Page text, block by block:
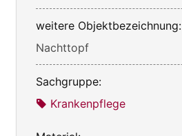
weitere Objektbezeichnung:
Nachttopf
Sachgruppe:
Krankenpflege